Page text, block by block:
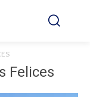
Felices